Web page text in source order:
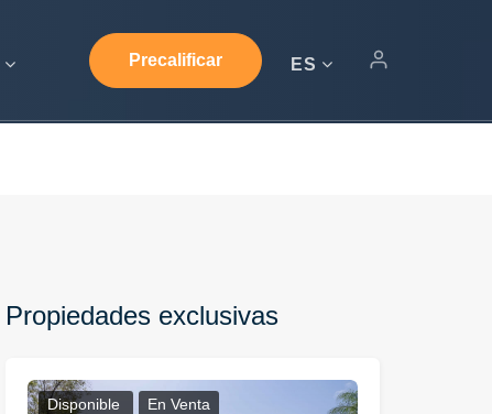
Precalificar ES
Propiedades exclusivas
Disponible En Venta